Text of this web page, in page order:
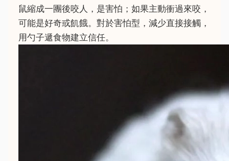
鼠縮成一團後咬人，是害怕；如果主動衝過來咬，
可能是好奇或飢餓。對於害怕型，減少直接接觸，
用勺子遞食物建立信任。